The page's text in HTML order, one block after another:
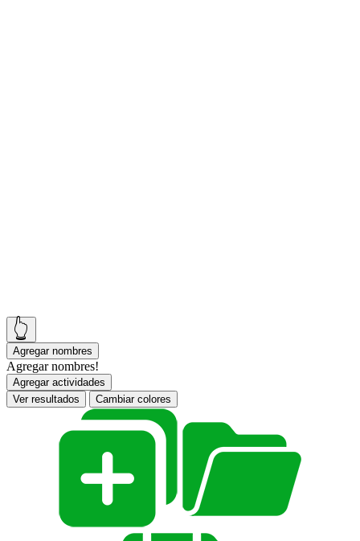
👆
Agregar nombres
Agregar nombres!
Agregar actividades
Ver resultados
Cambiar colores